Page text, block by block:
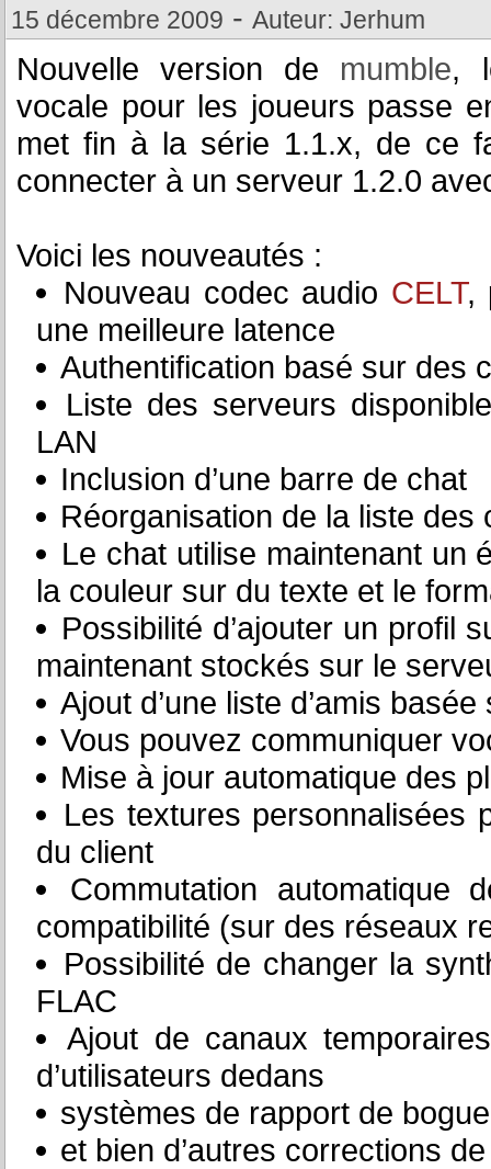
15 décembre 2009 - Auteur: Jerhum
Nouvelle version de mumble,
vocale pour les joueurs passe
met fin à la série 1.1.x, de ce
connecter à un serveur 1.2.0
Voici les nouveautés :
Nouveau codec audio CELT,
une meilleure latence
Authentification basé sur des
Liste des serveurs
LAN
Inclusion d’une barre de chat
Réorganisation de la liste des
Le chat utilise maintenant un
la couleur sur du texte et le
Possibilité d’ajouter un profil
maintenant stockés sur le
Ajout d’une liste d’amis
Vous pouvez communiquer
Mise à jour automatique des
Les textures personnalisées
du client
Commutation
compatibilité (sur des réseaux
Possibilité de changer la
FLAC
Ajout de canaux
d’utilisateurs dedans
systèmes de rapport de bogue
et bien d’autres corrections